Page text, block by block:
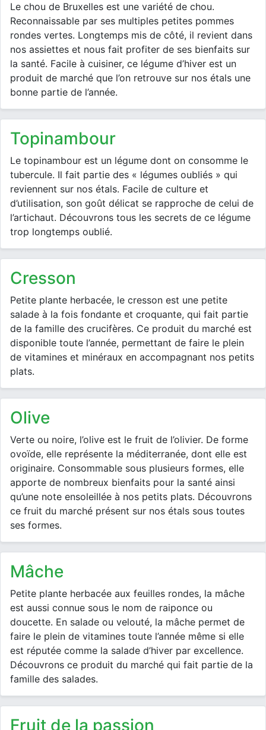
Le chou de Bruxelles est une variété de chou.
Reconnaissable par ses multiples petites pommes
rondes vertes. Longtemps mis de côté, il revient dans
nos assiettes et nous fait profiter de ses bienfaits sur
la santé. Facile à cuisiner, ce légume d’hiver est un
produit de marché que l’on retrouve sur nos étals une
bonne partie de l’année.
topinambour
Le topinambour est un légume dont on consomme le
tubercule. Il fait partie des « légumes oubliés » qui
reviennent sur nos étals. Facile de culture et
d’utilisation, son goût délicat se rapproche de celui de
l’artichaut. Découvrons tous les secrets de ce légume
trop longtemps oublié.
cresson
Petite plante herbacée, le cresson est une petite
salade à la fois fondante et croquante, qui fait partie
de la famille des crucifères. Ce produit du marché est
disponible toute l’année, permettant de faire le plein
de vitamines et minéraux en accompagnant nos petits
plats.
olive
Verte ou noire, l’olive est le fruit de l’olivier. De forme
ovoïde, elle représente la méditerranée, dont elle est
originaire. Consommable sous plusieurs formes, elle
apporte de nombreux bienfaits pour la santé ainsi
qu’une note ensoleillée à nos petits plats. Découvrons
ce fruit du marché présent sur nos étals sous toutes
ses formes.
mâche
Petite plante herbacée aux feuilles rondes, la mâche
est aussi connue sous le nom de raiponce ou
doucette. En salade ou velouté, la mâche permet de
faire le plein de vitamines toute l’année même si elle
est réputée comme la salade d’hiver par excellence.
Découvrons ce produit du marché qui fait partie de la
famille des salades.
fruit de la passion